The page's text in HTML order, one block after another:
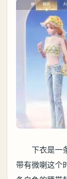
下衣是一
带有微喇这个